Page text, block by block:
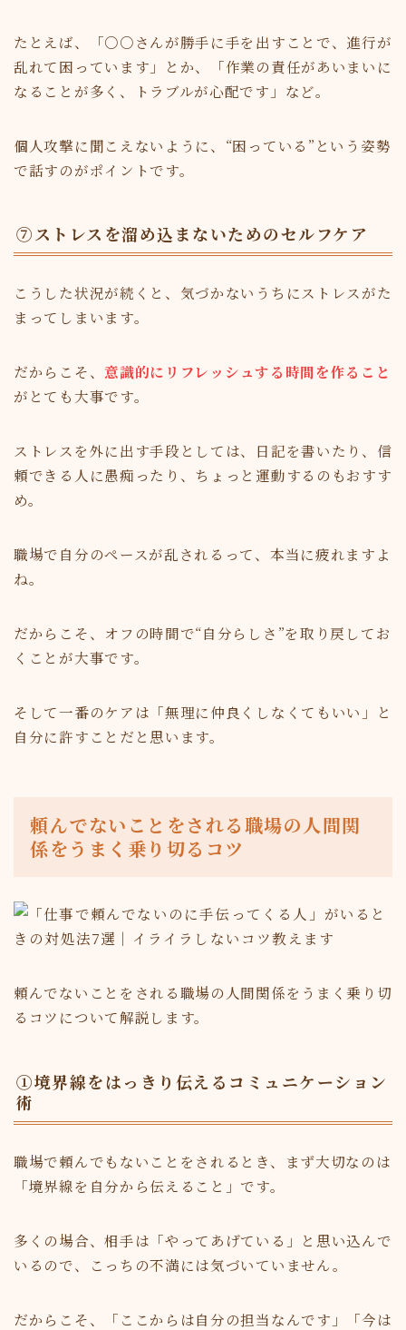
たとえば、「○○さんが勝手に手を出すことで、進行が
乱れて困っています」とか、「作業の責任があいまいに
なることが多く、トラブルが心配です」など。
個人攻撃に聞こえないように、“困っている”という姿勢
で話すのがポイントです。
⑦ストレスを溜め込まないためのセルフケア
こうした状況が続くと、気づかないうちにストレスがた
まってしまいます。
だからこそ、意識的にリフレッシュする時間を作ること
がとても大事です。
ストレスを外に出す手段としては、日記を書いたり、信
頼できる人に愚痴ったり、ちょっと運動するのもおすす
め。
職場で自分のペースが乱されるって、本当に疲れますよ
ね。
だからこそ、オフの時間で“自分らしさ”を取り戻してお
くことが大事です。
そして一番のケアは「無理に仲良くしなくてもいい」と
自分に許すことだと思います。
頼んでないことをされる職場の人間関
係をうまく乗り切るコツ
頼んでないことをされる職場の人間関係をうまく乗り切
るコツについて解説します。
①境界線をはっきり伝えるコミュニケーション
術
職場で頼んでもないことをされるとき、まず大切なのは
「境界線を自分から伝えること」です。
多くの場合、相手は「やってあげている」と思い込んで
いるので、こっちの不満には気づいていません。
だからこそ、「ここからは自分の担当なんです」「今は